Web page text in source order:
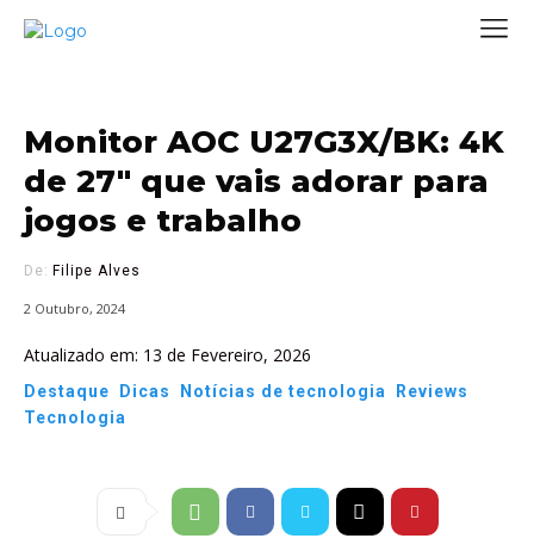
Monitor AOC U27G3X/BK: 4K
de 27″ que vais adorar para
jogos e trabalho
De: Filipe Alves
2 Outubro, 2024
Atualizado em: 13 de Fevereiro, 2026
Destaque Dicas Notícias de tecnologia
Reviews
Tecnologia